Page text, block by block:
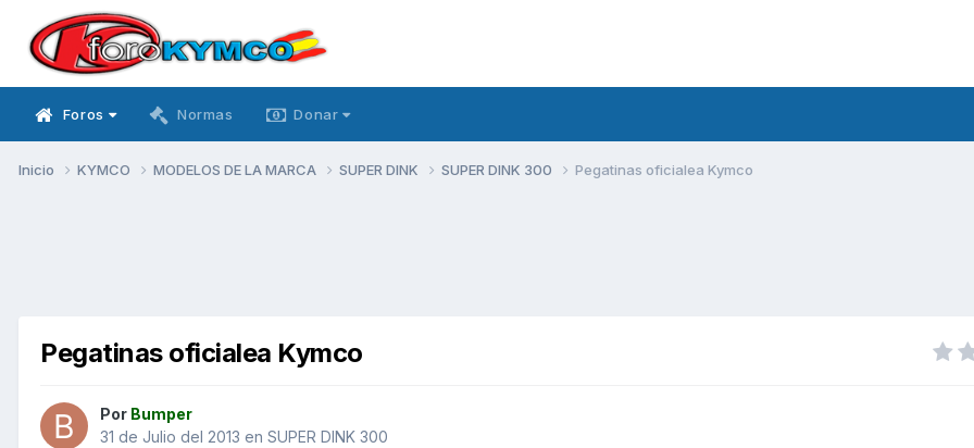
Foros Normas Donar
Inicio KYMCO MODELOS DE LA MARCA SUPER DINK SUPER DINK 300 Pegatinas oficialea Kymco
Pegatinas oficialea Kymco
Por Bumper
31 de Julio del 2013 en SUPER DINK 300